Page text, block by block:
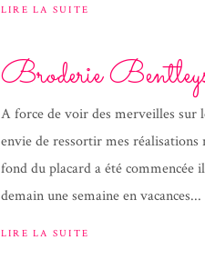
LIRE LA SUITE
Broderie
A force de voir des merveilles sur
envie de ressortir mes
fond du placard a été
demain une semaine en vacances...
LIRE LA SUITE